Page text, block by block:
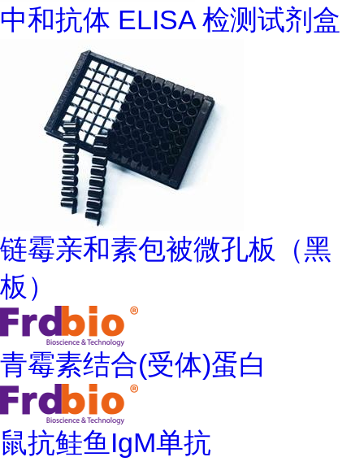
中和抗体 ELISA 检测试剂盒
链霉亲和素包被微孔板（黑
板）
青霉素结合(受体)蛋白
鼠抗鲑鱼IgM单抗